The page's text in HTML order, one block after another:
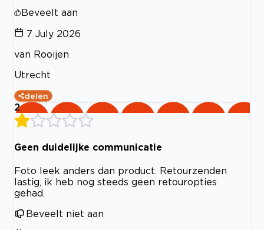
Beveelt aan
7 July 2026
van Rooijen
Utrecht
delen
2
Geen duidelijke communicatie
Foto leek anders dan product. Retourzenden
lastig, ik heb nog steeds geen retouropties
gehad.
Beveelt niet aan